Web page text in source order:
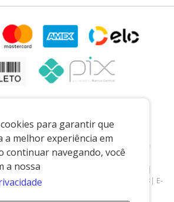
para garantir que
a melhor experiência em
continuar navegando, você
a nossa
para o casadaporcelana.com.br e para o
sofrer alterações sem prévia notiﬁcação.
COMERCIO LTDA
|
|Pedreira/SP
| Telefone: 19 99299-5668| E-